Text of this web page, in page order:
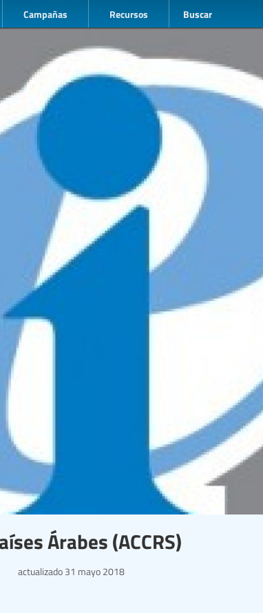
Campañas Recursos Buscar
Árabes (ACCRS)
actualizado 31 mayo 2018